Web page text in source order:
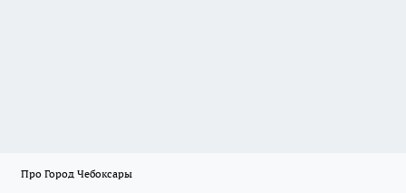
Про Город Чебоксары